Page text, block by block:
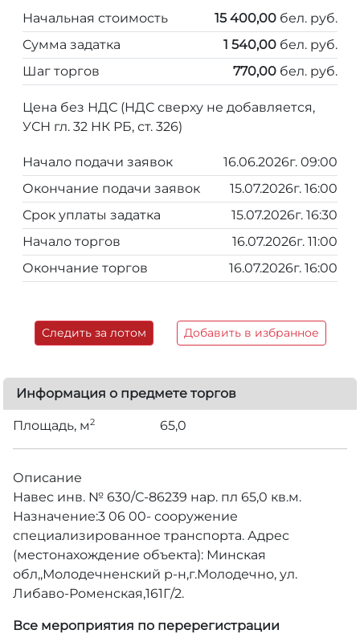
Начальная стоимость 15 400,00 бел. руб.
Сумма задатка
1 540,00 бел. руб.
Шаг торгов
770,00 бел. руб.
Цена без НДС (НДС сверху не добавляется,
УСН гл. 32 НК РБ, ст. 326)
Начало подачи заявок
16.06.2026г. 09:00
Окончание подачи заявок
15.07.2026г. 16:00
Срок уплаты задатка
15.07.2026г. 16:30
Начало торгов
16.07.2026г. 11:00
Окончание торгов
16.07.2026г. 16:00
Следить за лотом Добавить в избранное
Информация о предмете торгов
Площадь, м2 65,0
Описание
Навес инв. № 630/С-86239 нар. пл 65,0 кв.м.
Назначение:3 06 00- сооружение
специализированное транспорта. Адрес
(местонахождение объекта): Минская
обл,,Молодечненский р-н,г.Молодечно, ул.
Либаво-Роменская,161Г/2.
Все мероприятия по перерегистрации